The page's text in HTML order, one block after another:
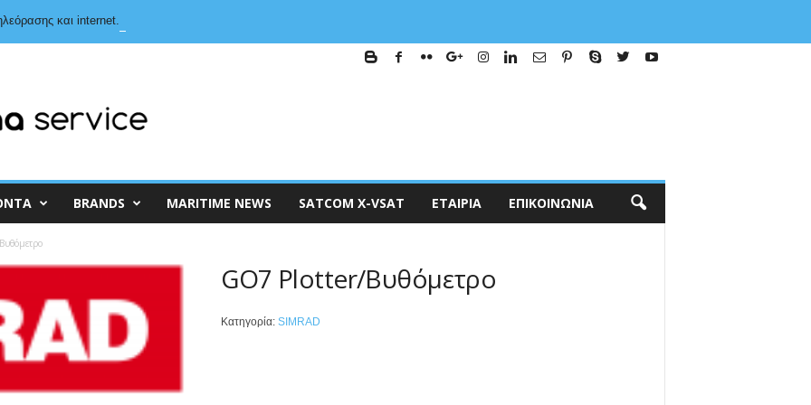
BRANDS MARITIME NEWS SATCOM X-VSAT ΕΤΑΙΡΊΑ ΕΠΙΚΟΙΝΩΝΊΑ
GO7 Plotter/Βυθόμετρο
Κατηγορία:SIMRAD
και internet.